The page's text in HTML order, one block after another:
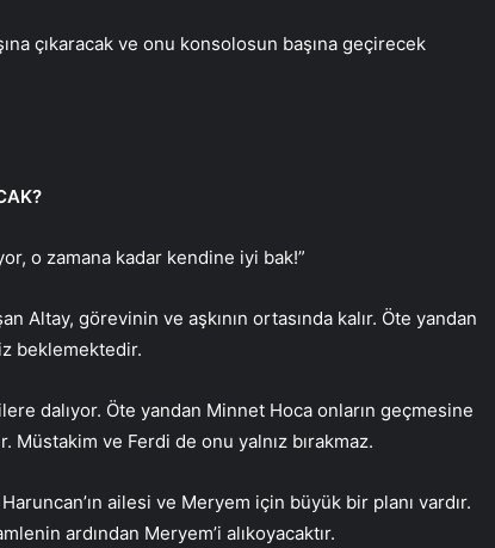
çıkaracak ve onu konsolosun başına geçirecek
o zamana kadar kendine iyi bak!”
Altay, görevinin ve aşkının ortasında kalır. Öte yandan
beklemektedir.
dalıyor. Öte yandan Minnet Hoca onların geçmesine
ve Ferdi de onu yalnız bırakmaz.
ailesi ve Meryem için büyük bir planı vardır.
ardından Meryem’i alıkoyacaktır.